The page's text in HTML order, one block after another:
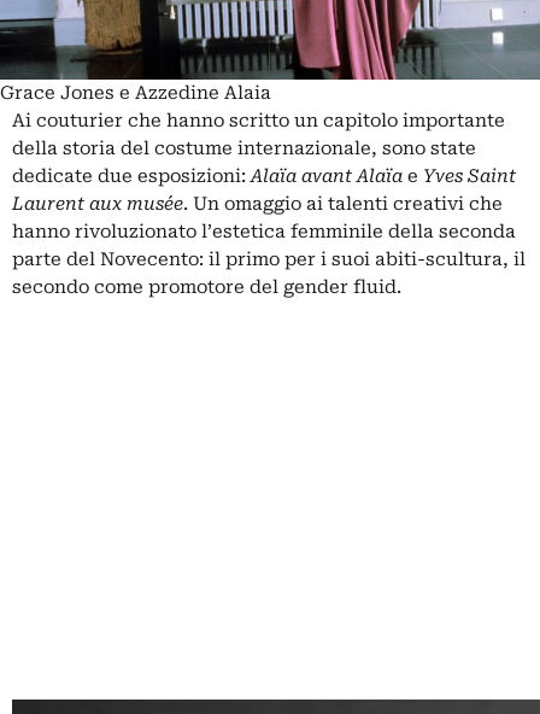
Grace Jones e Azzedine Alaia
Ai couturier che hanno scritto un capitolo importante
della storia del costume internazionale, sono state
dedicate due esposizioni:Alaïa avant Alaïa e Yves Saint
Laurent aux musée. Un omaggio ai talenti creativi che
hanno rivoluzionato l’estetica femminile della seconda
parte del Novecento: il primo per i suoi abiti-scultura, il
secondo come promotore del gender fluid.